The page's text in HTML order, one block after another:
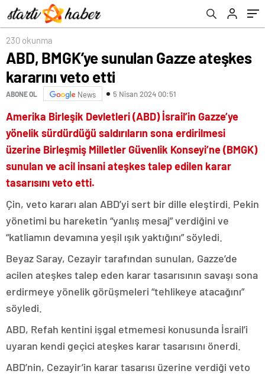
230 okunma
ABD, BMGK’ye sunulan Gazze ateşkes
kararını veto etti
ABONE OL News 5 Nisan 2024 00:51
Amerika Birleşik Devletleri (ABD) İsrail’in Gazze’ye
yönelik sürdürdüğü saldırıların sona erdirilmesi
üzerine Birleşmiş Milletler Güvenlik Konseyi’ne (BMGK)
sunulan ve acil insani ateşkes talep edilen karar
tasarısını veto etti.
Çin, veto kararı alan ABD’yi sert bir dille eleştirdi. Pekin
yönetimi bu hareketin “yanlış mesaj” verdiğini ve
“katliamın devamına yeşil ışık yaktığını” söyledi.
Beyaz Saray, Cezayir tarafından sunulan, Gazze’de
acilen ateşkes talep eden karar tasarısının savaşı sona
erdirmeye yönelik görüşmeleri “tehlikeye atacağını”
söyledi.
ABD, Refah kentini işgal etmemesi konusunda İsrail’i
uyaran kendi geçici ateşkes karar tasarısını önerdi.
ABD’nin, Cezayir’in karar tasarısı üzerine verdiği veto